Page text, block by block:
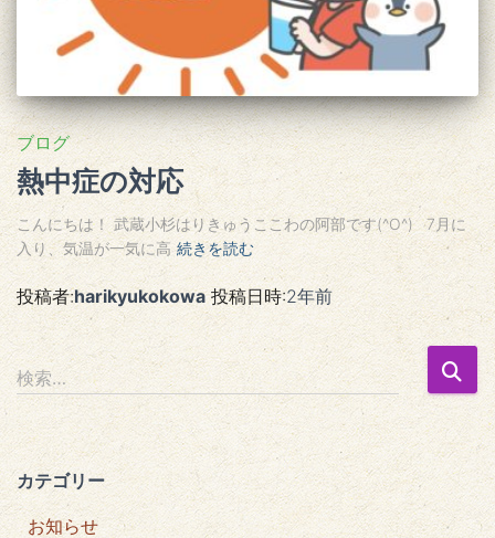
ブログ
熱中症の対応
こんにちは！ 武蔵小杉はりきゅうここわの阿部です(^O^) 7月に
入り、気温が一気に高 続きを読む
投稿者:harikyukokowa投稿日時:2年前
検
索
:
検索…
カテゴリー
お知らせ